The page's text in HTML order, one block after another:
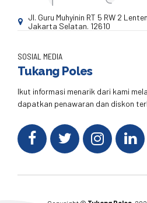
Jl. Guru Muhyinin RT 5 RW 2
Jakarta Selatan. 12610
SOSIAL MEDIA
Tukang Poles
Ikut informasi menarik dari kami
dapatkan penawaran dan diskon